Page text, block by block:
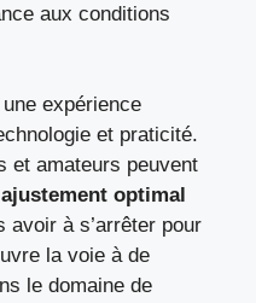
aux conditions
expérience
et praticité.
et amateurs peuvent
ajustement optimal
avoir à s’arrêter pour
la voie à de
le domaine de